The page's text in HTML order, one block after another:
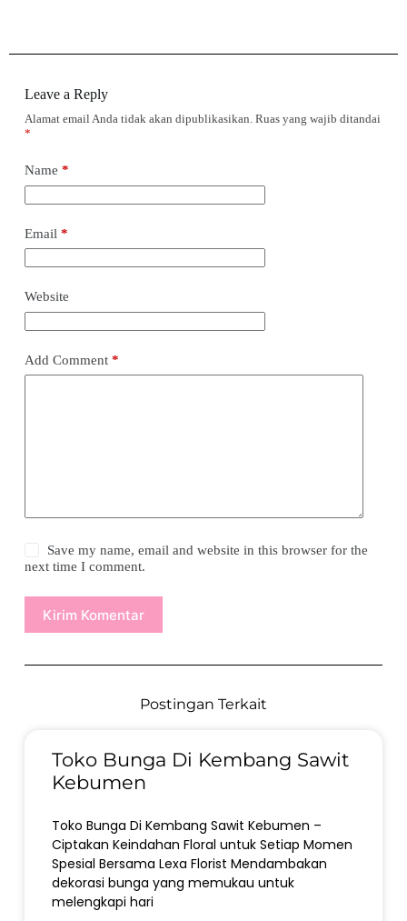
Leave a Reply
Alamat email Anda tidak akan dipublikasikan. Ruas yang wajib ditandai
*
Name *
Email *
Website
Add Comment*
Save my name, email and website in this browser for the
next time I comment.
Kirim Komentar
Postingan Terkait
Toko Bunga Di Kembang Sawit
Kebumen
Toko Bunga Di Kembang Sawit Kebumen –
Ciptakan Keindahan Floral untuk Setiap Momen
Spesial Bersama Lexa Florist Mendambakan
dekorasi bunga yang memukau untuk
melengkapi hari